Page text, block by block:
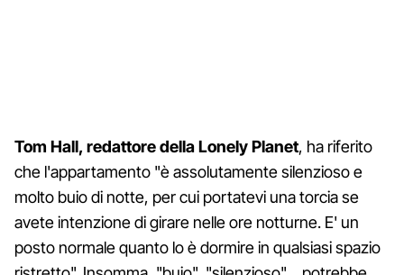
Tom Hall, redattore della Lonely Planet, ha riferito
che l'appartamento "è assolutamente silenzioso e
molto buio di notte, per cui portatevi una torcia se
avete intenzione di girare nelle ore notturne. E' un
posto normale quanto lo è dormire in qualsiasi spazio